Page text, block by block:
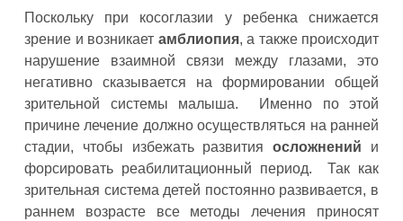
Поскольку при косоглазии у ребенка снижается
зрение и возникает амблиопия, а также происходит
нарушение взаимной связи между глазами, это
негативно сказывается на формировании общей
зрительной системы малыша. Именно по этой
причине лечение должно осуществляться на ранней
стадии, чтобы избежать развитияосложнений и
форсировать реабилитационный период. Так как
зрительная система детей постоянно развивается, в
раннем возрасте все методы лечения приносят